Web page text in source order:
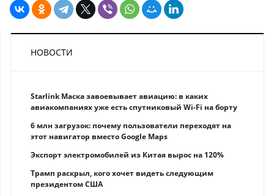
НОВОСТИ
Starlink Маска завоевывает авиацию: в каких
авиакомпаниях уже есть спутниковый Wi-Fi на борту
6 млн загрузок: почему пользователи переходят на
этот навигатор вместо Google Maps
Экспорт электромобилей из Китая вырос на 120%
Трамп раскрыл, кого хочет видеть следующим
президентом США